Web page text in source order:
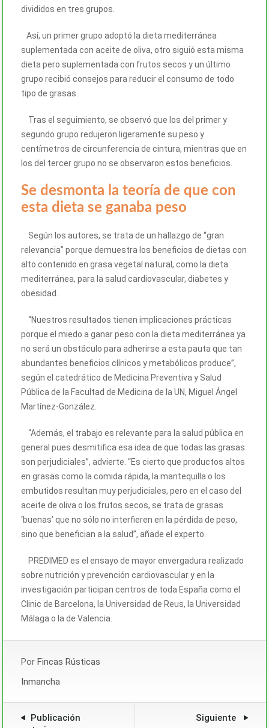
divididos en tres grupos.
Así, un primer grupo adoptó la dieta mediterránea
suplementada con aceite de oliva, otro siguió esta misma
dieta pero suplementada con frutos secos y un último
grupo recibió consejos para reducir el consumo de todo
tipo de grasas.
Tras el seguimiento, se observó que los del primer y
segundo grupo redujeron ligeramente su peso y
centímetros de circunferencia de cintura, mientras que en
los del tercer grupo no se observaron estos beneficios.
Se desmonta la teoría de que con
esta dieta se ganaba peso
Según los autores, se trata de un hallazgo de “gran
relevancia” porque demuestra los beneficios de dietas con
alto contenido en grasa vegetal natural, como la dieta
mediterránea, para la salud cardiovascular, diabetes y
obesidad.
“Nuestros resultados tienen implicaciones prácticas
porque el miedo a ganar peso con la dieta mediterránea ya
no será un obstáculo para adherirse a esta pauta que tan
abundantes beneficios clínicos y metabólicos produce”,
según el catedrático de Medicina Preventiva y Salud
Pública de la Facultad de Medicina de la UN, Miguel Ángel
Martínez-González.
“Además, el trabajo es relevante para la salud pública en
general pues desmitifica esa idea de que todas las grasas
son perjudiciales”, advierte. “Es cierto que productos altos
en grasas como la comida rápida, la mantequilla o los
embutidos resultan muy perjudiciales, pero en el caso del
aceite de oliva o los frutos secos, se trata de grasas
‘buenas’ que no sólo no interfieren en la pérdida de peso,
sino que benefician a la salud”, añade el experto.
PREDIMED es el ensayo de mayor envergadura realizado
sobre nutrición y prevención cardiovascular y en la
investigación participan centros de toda España como el
Clinic de Barcelona, la Universidad de Reus, la Universidad
Málaga o la de Valencia.
Por Fincas Rústicas
Inmancha
Publicación
Siguiente